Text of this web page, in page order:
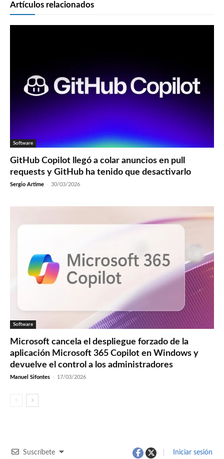
Artículos relacionados
Software
GitHub Copilot llegó a colar anuncios en pull
requests y GitHub ha tenido que desactivarlo
Sergio Artime - 30/03/2026
Software
Microsoft cancela el despliegue forzado de la
aplicación Microsoft 365 Copilot en Windows y
devuelve el control a los administradores
Manuel Sifontes - 17/03/2026
Suscríbete Iniciar sesión